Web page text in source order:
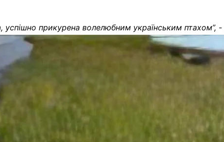
успішно прикурена волелюбним українським птахом”, -